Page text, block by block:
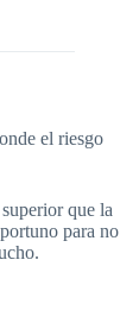
el riesgo
que la
para no